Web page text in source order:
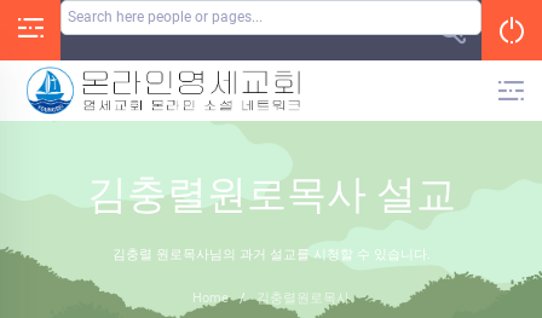
김충렬원로목사 설교
김충렬 원로목사님의 과거 설교를 시청할 수 있습니다.
Home / 김충렬원로목사